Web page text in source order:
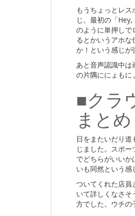
もうちょっとレ
じ。最初の「
のように単押しで
るとかいうアホな
か！という感じが
あと音声認識中は
の片隅ににょもに
■クラ
まとめ
日をまたいだり
じました。スポ
でどちらがいいか
いも同然という感
ついてくれた店員
いて詳しくなさ
方でした。ウチの